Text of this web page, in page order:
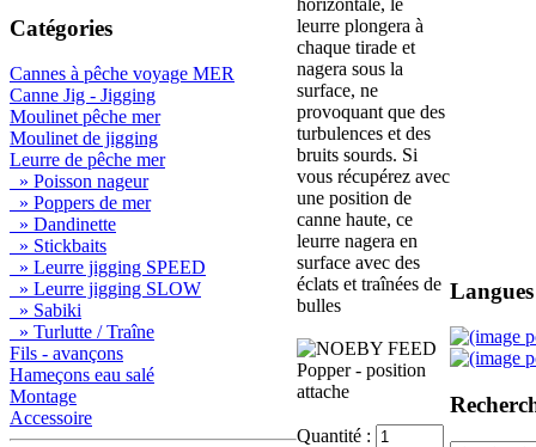
Catégories
Cannes à pêche voyage MER
Canne Jig - Jigging
Moulinet pêche mer
Moulinet de jigging
Leurre de pêche mer
» Poisson nageur
» Poppers de mer
» Dandinette
» Stickbaits
» Leurre jigging SPEED
» Leurre jigging SLOW
» Sabiki
» Turlutte / Traîne
Fils - avançons
Hameçons eau salé
Montage
Accessoire
leurre plongera à
chaque tirade et
nagera sous la
surface, ne
provoquant que des
turbulences et des
bruits sourds. Si
vous récupérez avec
une position de
canne haute, ce
leurre nagera en
surface avec des
éclats et traînées de
bulles
Quantité :
Langues